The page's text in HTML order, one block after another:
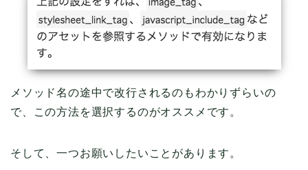
メソッド名の途中で改行されるのもわかりずらいの
で、この方法を選択するのがオススメです。
そして、一つお願いしたいことがあります。